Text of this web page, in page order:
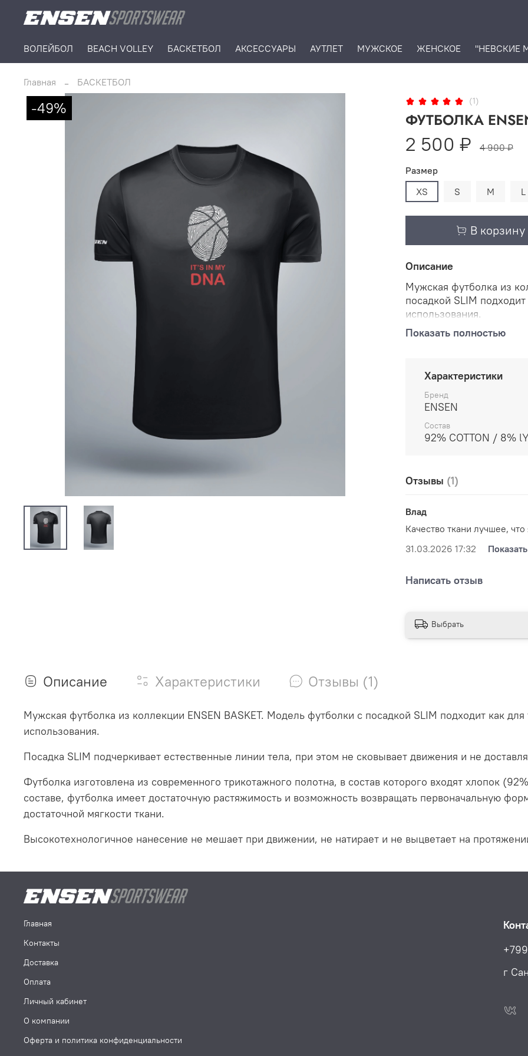
ВОЛЕЙБОЛ BEACH VOLLEY БАСКЕТБОЛ АКСЕССУАРЫ АУТЛЕТ МУЖСКОЕ ЖЕНСКОЕ "НЕВСКИЕ
Главная БАСКЕТБОЛ
-49% (1)
ФУТБОЛКА
2 500 ₽
4 900 ₽
Размер
XS
S M L
В корзину
Описание
Мужская футболка из
посадкой SLIM
использования.
ПосадкаSLIM
Футболка изготовлена
в составе, футболка
возвращать
благодаря достаточной
Показать полностью
Характеристики
Бренд
ENSEN
Состав
92% COTTON / 8%
Отзывы (1)
Влад
Качество ткани лучшее,
31.03.2026 17:32
Написать отзыв
Выбрать
Описание Характеристики Отзывы (1)
Мужская футболка из коллекции ENSEN BASKET. Модель футболки с посадкой SLIM подходит как
использования.
Посадка SLIM подчеркивает естественные линии тела, при этом не сковывает движения и не
Футболка изготовлена из современного трикотажного полотна, в состав которого входят хлопок
составе, футболка имеет достаточную растяжимость и возможность возвращать первоначальную
достаточной мягкости ткани.
Высокотехнологичное нанесение не мешает при движении, не натирает и не выцветает на
Главная
Контакты
Доставка
Оплата
Личный кабинет
О компании
Оферта и политика конфиденциальности
г